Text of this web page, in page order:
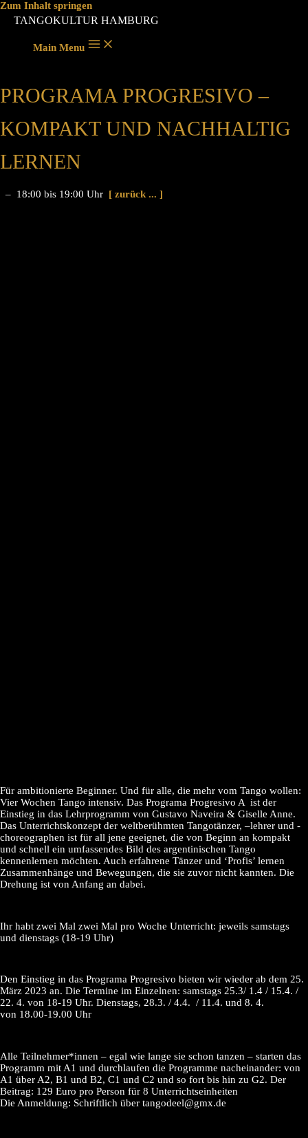
Zum Inhalt springen
TANGOKULTUR HAMBURG
Main Menu
PROGRAMA PROGRESIVO –
KOMPAKT UND NACHHALTIG
LERNEN
– 18:00 bis 19:00 Uhr [ zurück ... ]
Für ambitionierte Beginner. Und für alle, die mehr vom Tango wollen:
Vier Wochen Tango intensiv. Das Programa Progresivo A ist der
Einstieg in das Lehrprogramm von Gustavo Naveira & Giselle Anne.
Das Unterrichtskonzept der weltberühmten Tangotänzer, –lehrer und -
choreographen ist für all jene geeignet, die von Beginn an kompakt
und schnell ein umfassendes Bild des argentinischen Tango
kennenlernen möchten. Auch erfahrene Tänzer und ‘Profis’ lernen
Zusammenhänge und Bewegungen, die sie zuvor nicht kannten. Die
Drehung ist von Anfang an dabei.
Ihr habt zwei Mal zwei Mal pro Woche Unterricht: jeweils samstags
und dienstags (18-19 Uhr)
Den Einstieg in das Programa Progresivo bieten wir wieder ab dem 25.
März 2023 an. Die Termine im Einzelnen: samstags 25.3/ 1.4 / 15.4. /
22. 4. von 18-19 Uhr. Dienstags, 28.3. / 4.4. / 11.4. und 8. 4.
von 18.00-19.00 Uhr
Alle Teilnehmer*innen – egal wie lange sie schon tanzen – starten das
Programm mit A1 und durchlaufen die Programme nacheinander: von
A1 über A2, B1 und B2, C1 und C2 und so fort bis hin zu G2. Der
Beitrag: 129 Euro pro Person für 8 Unterrichtseinheiten
Die Anmeldung: Schriftlich über tangodeel@gmx.de